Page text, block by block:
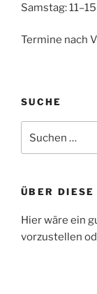
Samstag:
Termine nach
SUCHE
nach:
ÜBER
Hier wäre ein
vorzustellen